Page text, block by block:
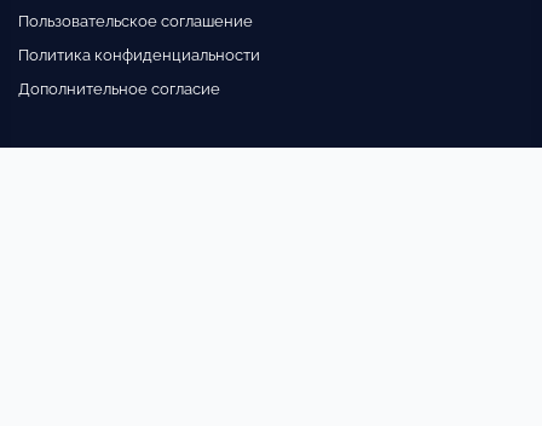
Пользовательское соглашение
Политика конфиденциальности
Дополнительное согласие